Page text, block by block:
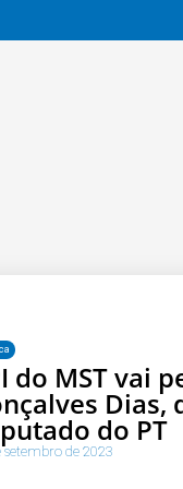
do MST vai
Dias,
do PT
setembro de 2023